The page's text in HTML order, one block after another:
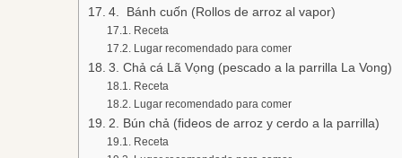
4. Bánh cuốn (Rollos de arroz al vapor)
Receta
Lugar recomendado para comer
3. Chả cá Lã Vọng (pescado a la parrilla La Vong)
Receta
Lugar recomendado para comer
2. Bún chả (fideos de arroz y cerdo a la parrilla)
Receta